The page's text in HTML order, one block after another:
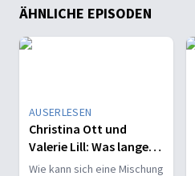
ÄHNLICHE EPISODEN
AUSERLESEN
Christina Ott und
Valerie Lill: Was lange
gärt, wird endlich Mut
Wie kann sich eine Mischung